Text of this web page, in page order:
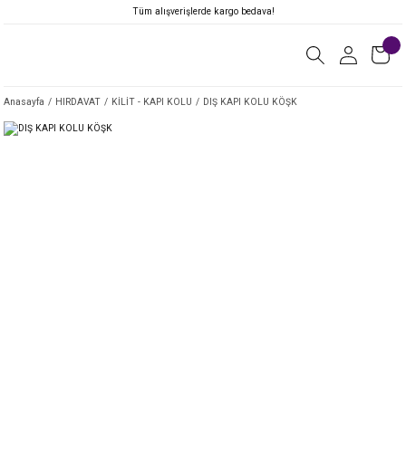
Tüm alışverişlerde kargo bedava!
Anasayfa HIRDAVAT KİLİT - KAPI KOLU DIŞ KAPI KOLU KÖŞK